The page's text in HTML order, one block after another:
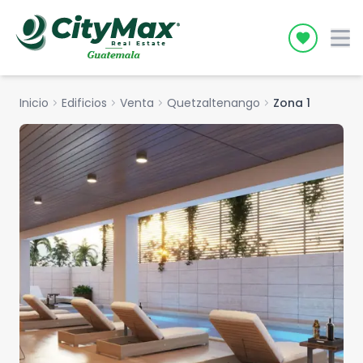
Icon
Inicio chevron_right Edificios chevron_right Venta chevron_right Quetzaltenango chevron_right Zona 1